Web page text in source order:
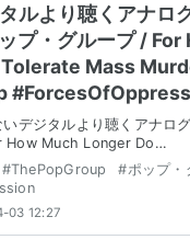
ルより聴くアナロ
プ・グループ / For
Mass
デジタルより聴くアナロ
How Much Longer Do…
#ThePopGroup #ポップ・
03 12:27